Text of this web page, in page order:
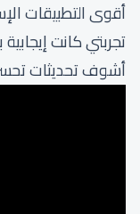
أقوى التطبيقات
تجربتي كانت
أشوف تحديثات